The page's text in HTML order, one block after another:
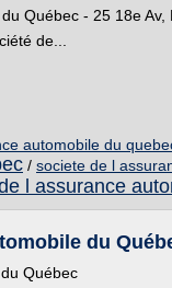
Québec - 25 18e Av,
de...
automobile du
/ societe de l
l assurance
du
Québec